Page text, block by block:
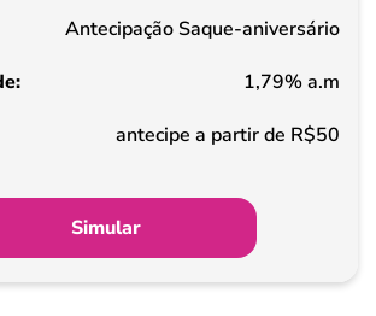
Antecipação Saque-aniversário
1,79% a.m
antecipe a partir de R$50
Simular